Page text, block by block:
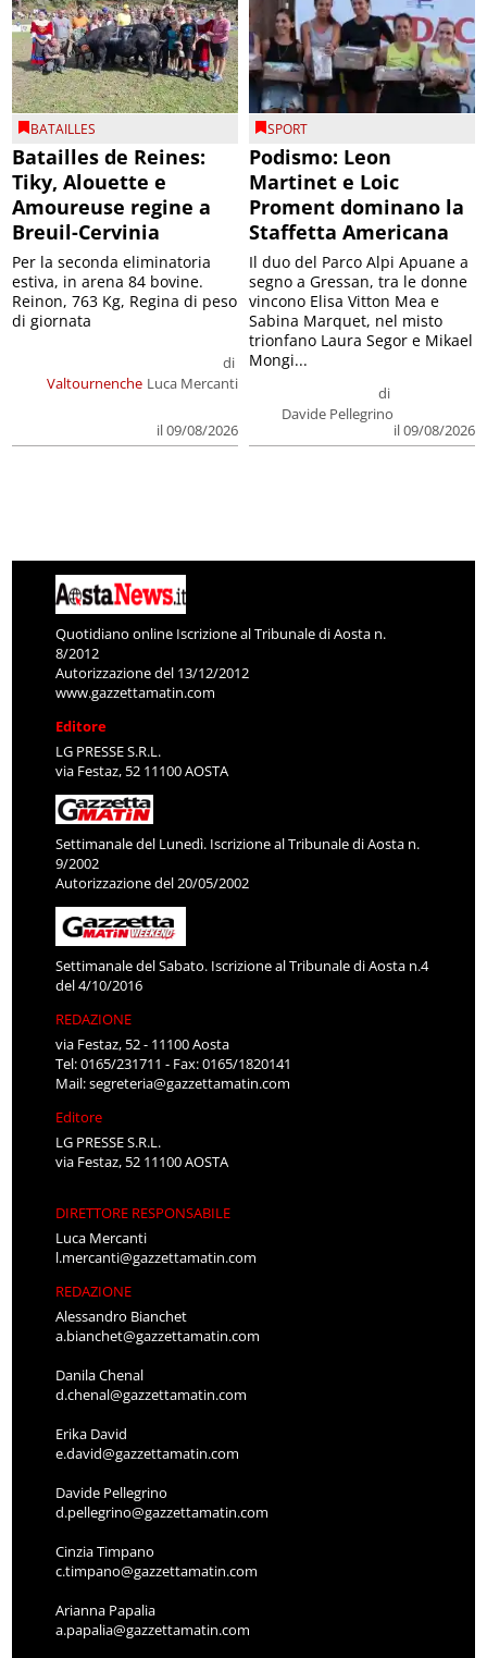
BATAILLES
Batailles de Reines:
Tiky, Alouette e
Amoureuse regine a
Breuil-Cervinia
Valtournenche
di
Luca Mercanti
il 09/08/2026
Per la seconda eliminatoria
estiva, in arena 84 bovine.
Reinon, 763 Kg, Regina di peso
di giornata
SPORT
Podismo: Leon
Martinet e Loic
Proment dominano la
Staffetta Americana
di
Davide Pellegrino
il 09/08/2026
Il duo del Parco Alpi Apuane a
segno a Gressan, tra le donne
vincono Elisa Vitton Mea e
Sabina Marquet, nel misto
trionfano Laura Segor e Mikael
Mongi...
Quotidiano online Iscrizione al Tribunale di Aosta n.
8/2012
Autorizzazione del 13/12/2012
www.gazzettamatin.com
Editore
LG PRESSE S.R.L.
via Festaz, 52 11100 AOSTA
Settimanale del Lunedì. Iscrizione al Tribunale di Aosta n.
9/2002
Autorizzazione del 20/05/2002
Settimanale del Sabato. Iscrizione al Tribunale di Aosta n.4
del 4/10/2016
REDAZIONE
via Festaz, 52 - 11100 Aosta
Tel: 0165/231711 - Fax: 0165/1820141
Mail:segreteria@gazzettamatin.com
Editore
LG PRESSE S.R.L.
via Festaz, 52 11100 AOSTA
DIRETTORE RESPONSABILE
Luca Mercanti
l.mercanti@gazzettamatin.com
REDAZIONE
Alessandro Bianchet
a.bianchet@gazzettamatin.com
Danila Chenal
d.chenal@gazzettamatin.com
Erika David
e.david@gazzettamatin.com
Davide Pellegrino
d.pellegrino@gazzettamatin.com
Cinzia Timpano
c.timpano@gazzettamatin.com
Arianna Papalia
a.papalia@gazzettamatin.com